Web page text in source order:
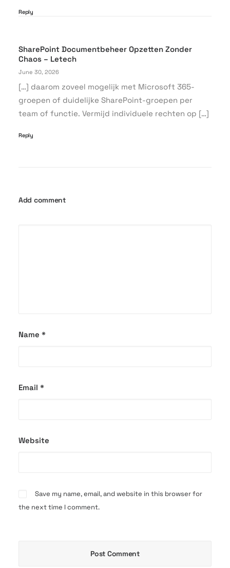
Reply
SharePoint Documentbeheer Opzetten Zonder
Chaos – Letech
June 30, 2026
[…] daarom zoveel mogelijk met Microsoft 365-
groepen of duidelijke SharePoint-groepen per
team of functie. Vermijd individuele rechten op […]
Reply
Add comment
Name *
Email *
Website
Save my name, email, and website in this browser for
the next time I comment.